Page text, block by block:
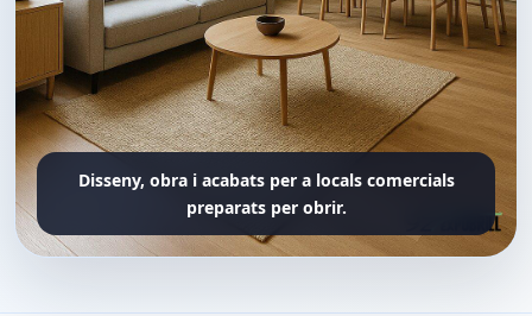
Disseny, obra i acabats per a locals comercials
preparats per obrir.